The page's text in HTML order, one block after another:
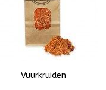
Vuurkruiden